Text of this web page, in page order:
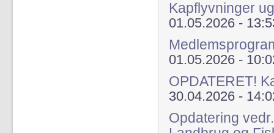
Kapflyvninger
01.05.2026 -
01.05.2026 -
OPDATERET!
30.04.2026 -
Opdatering